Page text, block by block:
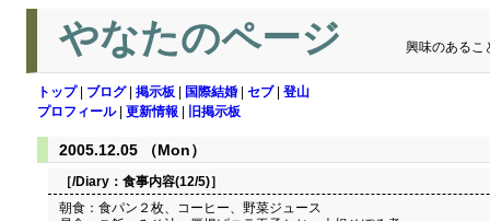
やなたのページ 興味のあるこ
トップ| ブログ| 掲示板 国際結婚 セブ| 登山
プロフィール| 更新情報 旧掲示板
2005.12.05 （Mon）
［/Diary： 食事内容(12/5)］
朝食：食パン２枚、コーヒー、野菜ジュース